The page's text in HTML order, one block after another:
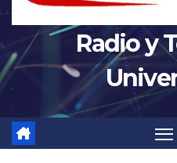
Radio y